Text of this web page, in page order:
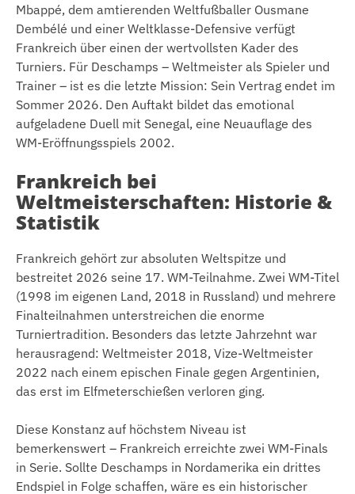
Mbappé, dem amtierenden Weltfußballer Ousmane
Dembélé und einer Weltklasse-Defensive verfügt
Frankreich über einen der wertvollsten Kader des
Turniers. Für Deschamps – Weltmeister als Spieler und
Trainer – ist es die letzte Mission: Sein Vertrag endet im
Sommer 2026. Den Auftakt bildet das emotional
aufgeladene Duell mit Senegal, eine Neuauflage des
WM-Eröffnungsspiels 2002.
Frankreich bei
Weltmeisterschaften: Historie &
Statistik
Frankreich gehört zur absoluten Weltspitze und
bestreitet 2026 seine 17. WM-Teilnahme. Zwei WM-Titel
(1998 im eigenen Land, 2018 in Russland) und mehrere
Finalteilnahmen unterstreichen die enorme
Turniertradition. Besonders das letzte Jahrzehnt war
herausragend: Weltmeister 2018, Vize-Weltmeister
2022 nach einem epischen Finale gegen Argentinien,
das erst im Elfmeterschießen verloren ging.
Diese Konstanz auf höchstem Niveau ist
bemerkenswert – Frankreich erreichte zwei WM-Finals
in Serie. Sollte Deschamps in Nordamerika ein drittes
Endspiel in Folge schaffen, wäre es ein historischer